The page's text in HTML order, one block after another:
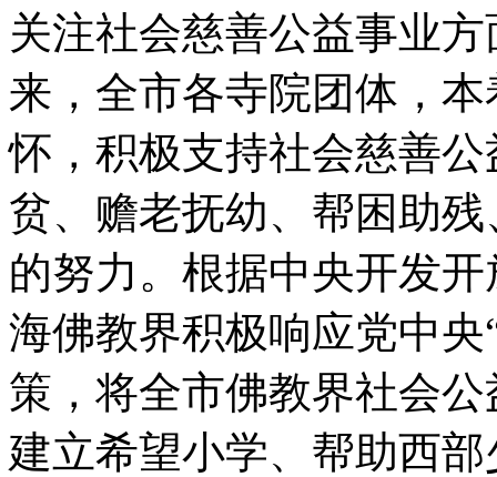
关注社会慈善公益事业
来，全市各寺院团体，
怀，积极支持社会慈善
贫、赡老抚幼、帮困助
的努力。根据中央开发
海佛教界积极响应党中
策，将全市佛教界社会
建立希望小学、帮助西